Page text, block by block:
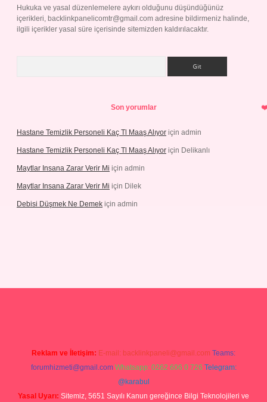
Hukuka ve yasal düzenlemelere aykırı olduğunu düşündüğünüz
içerikleri, backlinkpanelicomtr@gmail.com adresine bildirmeniz halinde,
ilgili içerikler yasal süre içerisinde sitemizden kaldırılacaktır.
Son yorumlar
Hastane Temizlik Personeli Kaç Tl Maaş Alıyor için admin
Hastane Temizlik Personeli Kaç Tl Maaş Alıyor için Delikanlı
Maytlar Insana Zarar Verir Mi için admin
Maytlar Insana Zarar Verir Mi için Dilek
Debisi Düşmek Ne Demek için admin
Reklam ve İletişim: E-mail: backlinkpaneli@gmail.com Teams:
forumhizmeti@gmail.com Whatsapp: 0262 606 0 726 Telegram:
@karabul
Yasal Uyarı: Sitemiz, 5651 Sayılı Kanun gereğince Bilgi Teknolojileri ve